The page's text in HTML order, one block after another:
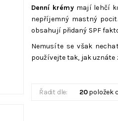
Denní krémy mají lehčí
nepříjemný mastný
obsahují přidaný SPF
Nemusíte se však
používejte tak, jak uznáte
Řadit dle: 20položek